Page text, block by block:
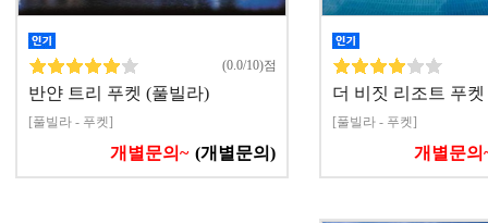
(0.0/10)점
반얀 트리 푸켓 (풀빌라)
[풀빌라 - 푸켓]
개별문의~ (개별문의)
더 비짓 리조트 푸켓
[풀빌라 - 푸켓]
개별문의